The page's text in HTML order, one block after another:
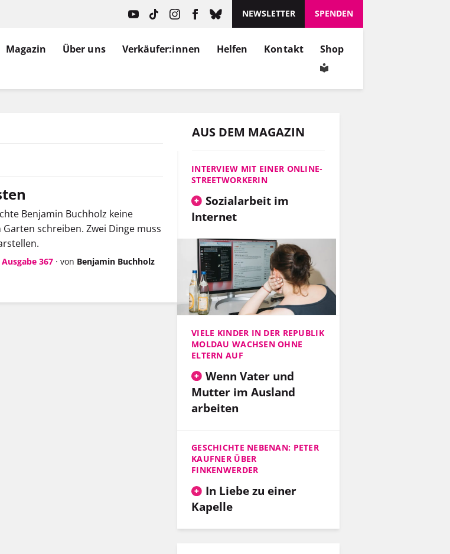
NEWSLETTER SPENDEN
Magazin Über uns Verkäufer:innen Helfen Kontakt Shop
Benjamin Buchholz keine
schreiben. Zwei Dinge muss
Ausgabe 367 · von Benjamin Buchholz
AUS DEM MAGAZIN
INTERVIEW MIT EINER ONLINE-
STREETWORKERIN
Sozialarbeit im
Internet
VIELE KINDER IN DER REPUBLIK
MOLDAU WACHSEN OHNE
ELTERN AUF
Wenn Vater und
Mutter im Ausland
arbeiten
GESCHICHTE NEBENAN: PETER
KAUFNER ÜBER
FINKENWERDER
In Liebe zu einer
Kapelle